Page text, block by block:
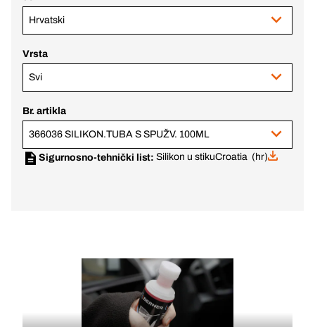
Hrvatski
Vrsta
Svi
Br. artikla
366036 SILIKON.TUBA S SPUŽV. 100ML
Sigurnosno-tehnički list:Silikon u stikuCroatia (hr)